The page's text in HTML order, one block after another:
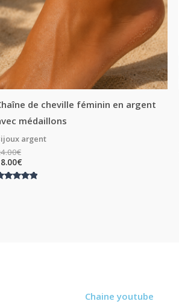
de cheville féminin en argent
médaillons
argent
€
€
Chaine youtube